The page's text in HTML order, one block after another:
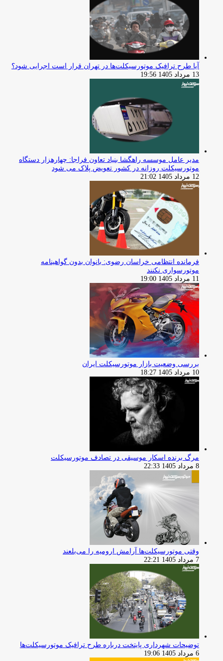
آیا طرح ترافیک موتورسیکلت‌ها در تهران قرار است اجرایی شود؟
13 مرداد 1405 19:56
مدیر عامل موسسه راهگشا بنیاد تعاون فراجا: چهارهزار دستگاه
موتورسیکلت روزانه در کشور تعویض پلاک می شود
12 مرداد 1405 21:02
فرمانده انتظامی خراسان رضوی: بانوان بدون گواهینامه
موتورسواری نکنند
11 مرداد 1405 19:00
بررسی وضعیت بازار موتورسیکلت ایران
10 مرداد 1405 18:27
مرگ برنده اسکار موسیقی در تصادف موتورسیکلت
8 مرداد 1405 22:33
وقتی موتورسیکلت‌ها آرامش ارومیه را می‌بلعند
7 مرداد 1405 22:21
توضیحات شهرداری پایتخت درباره طرح ترافیک موتورسیکلت‌ها
6 مرداد 1405 19:06